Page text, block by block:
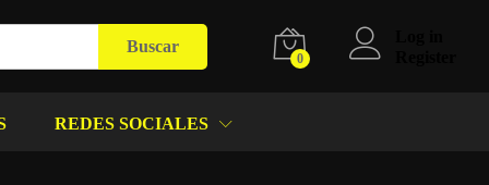
Buscar
0
REDES SOCIALES